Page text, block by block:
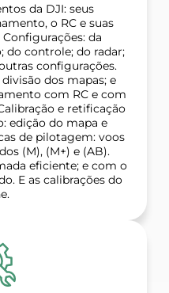
da DJI: seus
o RC e suas
da
do controle; do radar;
configurações.
dos mapas; e
com RC e com
e retificação
edição do mapa e
de pilotagem: voos
(M), (M+) e (AB).
eficiente; e com o
E as calibrações do